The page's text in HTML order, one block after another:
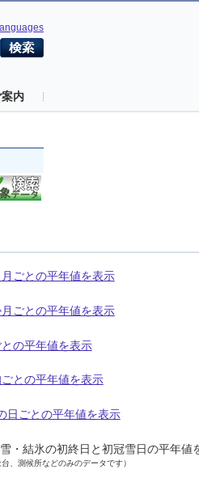
内
ごとの平年値を表示
月ごとの平年値を表示
の平年値を表示
との平年値を表示
日ごとの平年値を表示
・結氷の初終日と初冠雪日の平年値
台、測候所などのみのデータです）